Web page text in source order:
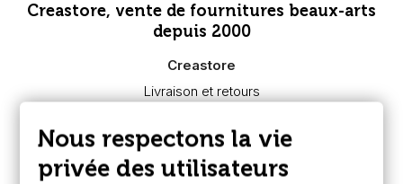
Creastore, vente de fournitures beaux-arts
depuis 2000
Creastore
Livraison et retours
Paiement sécurisé
FAQ
Boutique à Angers
Nous respectons la vie
privée des utilisateurs